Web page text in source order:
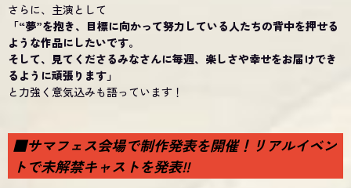
さらに、主演として
「“夢”を抱き、目標に向かって努力している人たちの背中を押せる
ような作品にしたいです。
そして、見てくださるみなさんに毎週、楽しさや幸せをお届けでき
るように頑張ります」
と力強く意気込みも語っています！
■サマフェス会場で制作発表を開催！リアルイベン
トで未解禁キャストを発表!!